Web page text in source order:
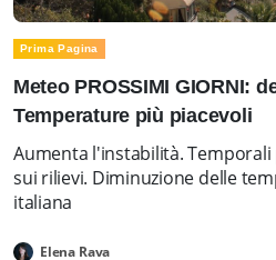
Prima Pagina
Meteo PROSSIMI GIORNI:
Temperature più piacevoli
Aumenta l'instabilità.
sui rilievi. Diminuzione delle
italiana
Elena Rava